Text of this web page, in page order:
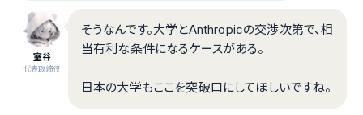
室谷
代表取締役
そうなんです。大学とAnthropicの交渉次第で、相
当有利な条件になるケースがある。
日本の大学もここを突破口にしてほしいですね。